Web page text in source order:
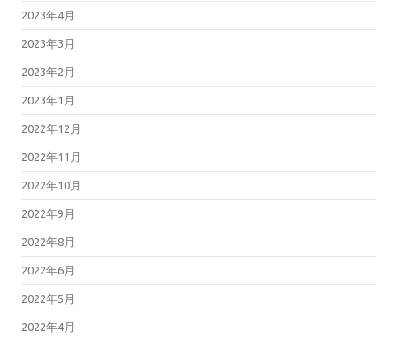
2023年4月
2023年3月
2023年2月
2023年1月
2022年12月
2022年11月
2022年10月
2022年9月
2022年8月
2022年6月
2022年5月
2022年4月